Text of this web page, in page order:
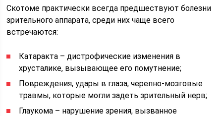
Скотоме практически всегда предшествуют болезни
зрительного аппарата, среди них чаще всего
встречаются:
Катаракта – дистрофические изменения в
хрусталике, вызывающее его помутнение;
Повреждения, удары в глаза, черепно-мозговые
травмы, которые могли задеть зрительный нерв;
Глаукома – нарушение зрения, вызванное